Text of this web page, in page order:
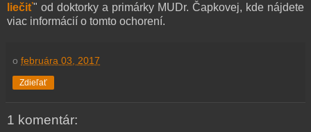
liečiť" od doktorky a primárky MUDr. Čapkovej, kde nájdete
viac informácií o tomto ochorení.
o februára 03, 2017
Zdieľať
1 komentár: